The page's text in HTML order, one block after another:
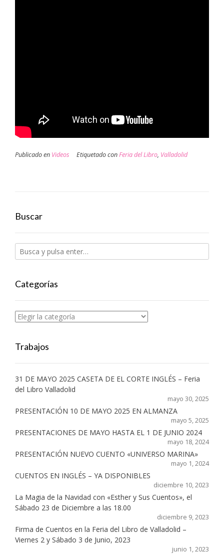
Publicado en Videos Etiquetado conFeria del Libro, Valladolid
Buscar
Categorías
Categorías
Trabajos
31 DE MAYO 2025 CASETA DE EL CORTE INGLÉS – Feria
del Libro Valladolid
mayo 30, 2025
PRESENTACIÓN 10 DE MAYO 2025 EN ALMANZA
mayo 5, 2025
PRESENTACIONES DE MAYO HASTA EL 1 DE JUNIO 2024
mayo 18, 2024
PRESENTACIÓN NUEVO CUENTO «UNIVERSO MARINA»
mayo 1, 2024
CUENTOS EN INGLÉS – YA DISPONIBLES
diciembre 10, 2023
La Magia de la Navidad con «Esther y Sus Cuentos», el
Sábado 23 de Diciembre a las 18.00
diciembre 9, 2023
Firma de Cuentos en la Feria del Libro de Valladolid –
Viernes 2 y Sábado 3 de Junio, 2023
junio 1, 2023